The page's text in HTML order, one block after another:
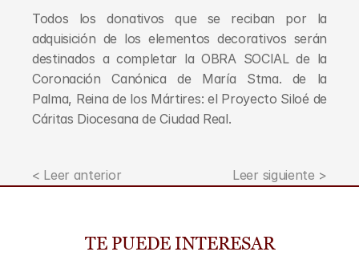
Todos los donativos que se reciban por la
adquisición de los elementos decorativos serán
destinados a completar la OBRA SOCIAL de la
Coronación Canónica de María Stma. de la
Palma, Reina de los Mártires: el Proyecto Siloé de
Cáritas Diocesana de Ciudad Real.
< Leer anterior Leer siguiente >
TE PUEDE INTERESAR